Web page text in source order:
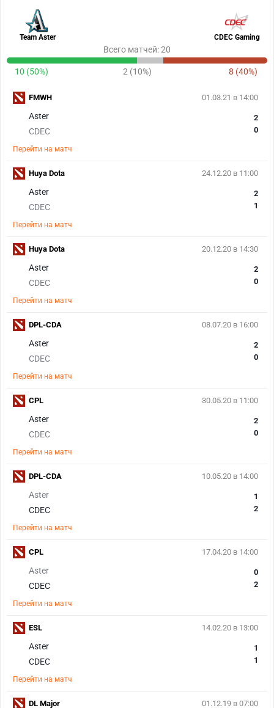
Team Aster CDEC Gaming
Всего матчей: 20
10 (50%) 2 (10%) 8 (40%)
01.03.21 в 14:00
Aster
CDEC
2
0
Перейти на матч
FMWH
24.12.20 в 11:00
Aster
CDEC
2
1
Перейти на матч
Huya Dota
20.12.20 в 14:30
Aster
CDEC
2
0
Перейти на матч
Huya Dota
08.07.20 в 16:00
Aster
CDEC
2
0
Перейти на матч
DPL-CDA
30.05.20 в 11:00
Aster
CDEC
2
0
Перейти на матч
CPL
10.05.20 в 14:00
Aster
CDEC
1
2
Перейти на матч
DPL-CDA
17.04.20 в 14:00
Aster
CDEC
0
2
Перейти на матч
CPL
14.02.20 в 13:00
Aster
CDEC
1
1
Перейти на матч
ESL
01.12.19 в 07:00
DL Major